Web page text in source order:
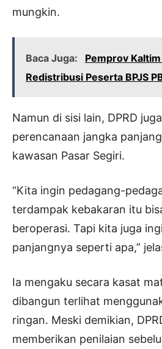
mungkin.
Baca Juga:
Pemprov
Redistribusi Peserta BPJS
Namun di sisi lain, DPRD
perencanaan jangka
kawasan Pasar Segiri.
“Kita ingin pedagang-
terdampak kebakaran itu
beroperasi. Tapi kita juga
panjangnya seperti apa,”
Ia mengaku secara kasat
dibangun terlihat
ringan. Meski demikian,
memberikan penilaian